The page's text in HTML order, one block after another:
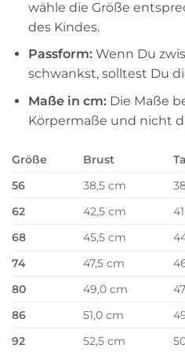
wähle die Größe
des Kindes.
Passform:Wenn Du
schwankst, solltest Du
Maße in cm:Die Maße
Körpermaße und nicht
Größe Brust
56
38,5 cm
62
42,5 cm
68
45,5 cm
74
47,5 cm
80
49,0 cm
86
51,0 cm
92
52,5 cm